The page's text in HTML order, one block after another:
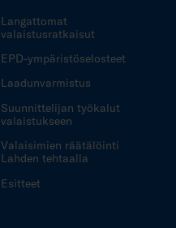
Langattomat
valaistusratkaisut
EPD-ympäristöselosteet
Laadunvarmistus
Suunnittelijan työkalut
valaistukseen
Valaisimien räätälöinti
Lahden tehtaalla
Esitteet